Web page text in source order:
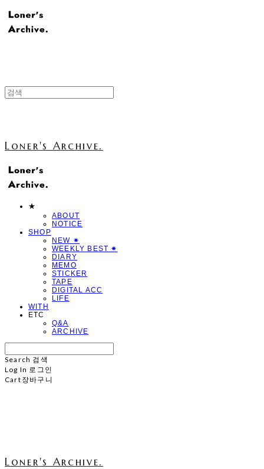
Loner's Archive.
★
ABOUT
NOTICE
SHOP
NEW ✷
WEEKLY BEST ✷
DIARY
MEMO
STICKER
TAPE
DIGITAL ACC
LIFE
WITH
ETC
Q&A
ARCHIVE
Search 검색
Log In 로그인
Cart 장바구니
Loner's Archive.